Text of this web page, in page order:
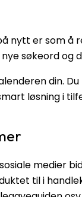
nytt er som å
søkeord og
din.
løsning i
medier
til i